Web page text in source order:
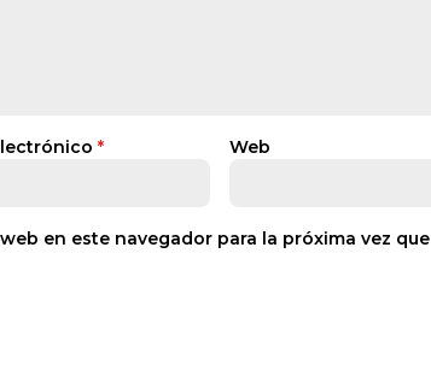
* Web
en este navegador para la próxima vez que